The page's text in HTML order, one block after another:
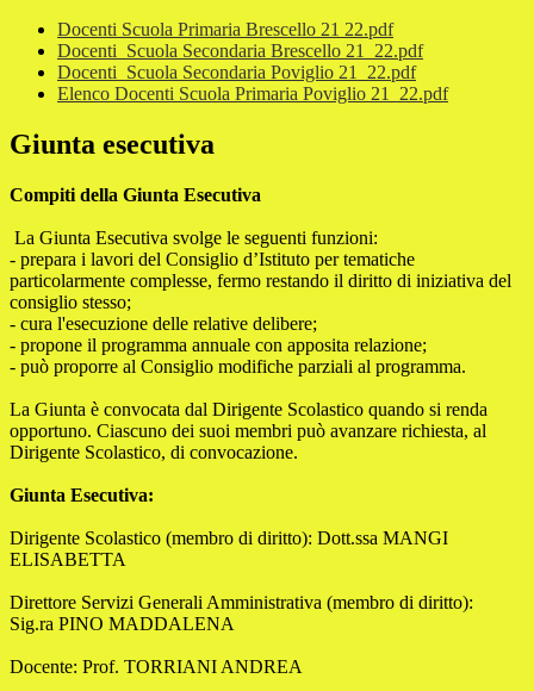
Docenti Scuola Primaria Brescello 21 22.pdf
Docenti_Scuola Secondaria Brescello 21_22.pdf
Docenti_Scuola Secondaria Poviglio 21_22.pdf
Elenco Docenti Scuola Primaria Poviglio 21_22.pdf
Giunta esecutiva
Compiti della Giunta Esecutiva
La Giunta Esecutiva svolge le seguenti funzioni:
- prepara i lavori del Consiglio d’Istituto per tematiche
particolarmente complesse, fermo restando il diritto di iniziativa del
consiglio stesso;
- cura l'esecuzione delle relative delibere;
- propone il programma annuale con apposita relazione;
- può proporre al Consiglio modifiche parziali al programma.
La Giunta è convocata dal Dirigente Scolastico quando si renda
opportuno. Ciascuno dei suoi membri può avanzare richiesta, al
Dirigente Scolastico, di convocazione.
Giunta Esecutiva:
Dirigente Scolastico (membro di diritto): Dott.ssa MANGI
ELISABETTA
Direttore Servizi Generali Amministrativa (membro di diritto):
Sig.ra PINO MADDALENA
Docente: Prof. TORRIANI ANDREA